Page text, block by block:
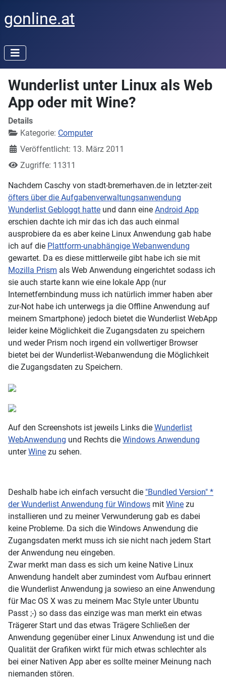
gonline.at
Wunderlist unter Linux als Web
App oder mit Wine?
Details
Kategorie: Computer
Veröffentlicht: 13. März 2011
Zugriffe: 11311
Nachdem Caschy von stadt-bremerhaven.de in letzter-zeit
öfters über die Aufgabenverwaltungsanwendung
Wunderlist Gebloggt hatte und dann eine Android App
erschien dachte ich mir das ich das auch einmal
ausprobiere da es aber keine Linux Anwendung gab habe
ich auf die Plattform-unabhängige Webanwendung
gewartet. Da es diese mittlerweile gibt habe ich sie mit
Mozilla Prism als Web Anwendung eingerichtet sodass ich
sie auch starte kann wie eine lokale App (nur
Internetfernbindung muss ich natürlich immer haben aber
zur-Not habe ich unterwegs ja die Offline Anwendung auf
meinem Smartphone) jedoch bietet die Wunderlist WebApp
leider keine Möglichkeit die Zugangsdaten zu speichern
und weder Prism noch irgend ein vollwertiger Browser
bietet bei der Wunderlist-Webanwendung die Möglichkeit
die Zugangsdaten zu Speichern.
Auf den Screenshots ist jeweils Links die Wunderlist
WebAnwendung und Rechts die Windows Anwendung
unterWine zu sehen.
Deshalb habe ich einfach versucht die "Bundled Version" *
der Wunderlist Anwendung für Windows mit Wine zu
installieren und zu meiner Verwunderung gab es dabei
keine Probleme. Da sich die Windows Anwendung die
Zugangsdaten merkt muss ich sie nicht nach jedem Start
der Anwendung neu eingeben.
Zwar merkt man dass es sich um keine Native Linux
Anwendung handelt aber zumindest vom Aufbau erinnert
die Wunderlist Anwendung ja sowieso an eine Anwendung
für Mac OS X was zu meinem Mac Style unter Ubuntu
Passt ;-) so dass das einzige was man merkt ein etwas
Trägerer Start und das etwas Trägere Schließen der
Anwendung gegenüber einer Linux Anwendung ist und die
Qualität der Grafiken wirkt für mich etwas schlechter als
bei einer Nativen App aber es sollte meiner Meinung nach
niemanden stören.